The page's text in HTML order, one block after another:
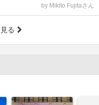
by Mikito Fujitaさん
る